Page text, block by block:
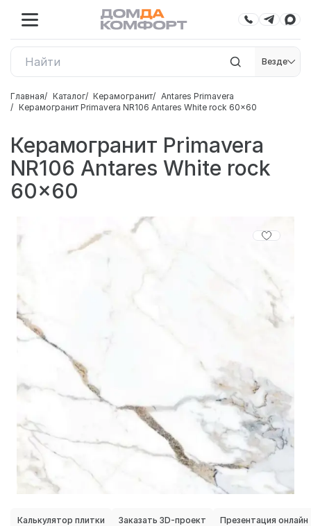
Везде
Главная Каталог Керамогранит
Antares Primavera
Керамогранит Primavera NR106 Antares White rock 60x60
Керамогранит Primavera
NR106 Antares White rock
60x60
Калькулятор плитки Заказать 3D-проект Презентация онлайн